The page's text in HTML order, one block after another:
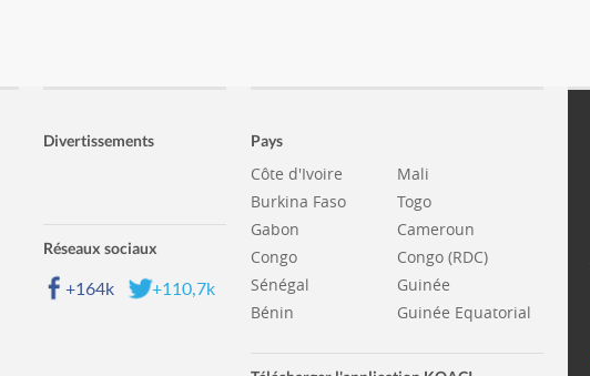
Divertissements
Réseaux sociaux
+164k +110,7k
Pays
Côte d'Ivoire
Burkina Faso
Gabon
Congo
Sénégal
Bénin
Mali
Togo
Cameroun
Congo (RDC)
Guinée
Guinée Equatorial